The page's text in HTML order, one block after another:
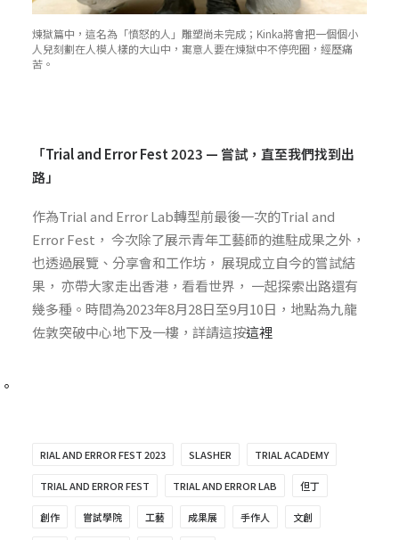
煉獄篇中，這名為「憤怒的人」雕塑尚未完成；Kinka將會把一個個小
人兒刻劃在人模人樣的大山中，寓意人要在煉獄中不停兜圈，經歷痛
苦。
「Trial and Error Fest 2023 — 嘗試，直至我們找到出
路」
作為Trial and Error Lab轉型前最後一次的Trial and
Error Fest， 今次除了展示青年工藝師的進駐成果之外，
也透過展覽、分享會和工作坊， 展現成立自今的嘗試結
果， 亦帶大家走出香港，看看世界， 一起探索出路還有
幾多種。時間為2023年8月28日至9月10日，地點為九龍
佐敦突破中心地下及一樓，詳請這按這裡
。
RIAL AND ERROR FEST 2023 SLASHER TRIAL ACADEMY
TRIAL AND ERROR FEST TRIAL AND ERROR LAB 但丁
創作 嘗試學院 工藝 成果展 手作人 文創